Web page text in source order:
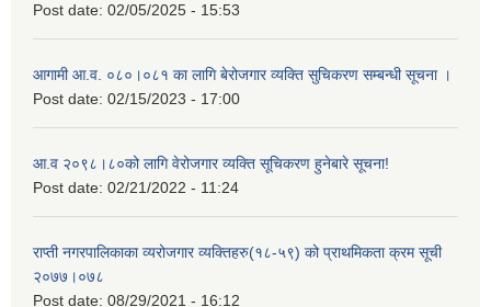
Post date: 02/05/2025 - 15:53
आगामी आ.व. ०८०।०८१ का लागि बेरोजगार व्यक्ति सुचिकरण सम्बन्धी सूचना ।
Post date: 02/15/2023 - 17:00
आ.व २०९८।८०को लागि वेरोजगार व्यक्ति सूचिकरण हुनेबारे सूचना!
Post date: 02/21/2022 - 11:24
राप्ती नगरपालिकाका व्यरोजगार व्यक्तिहरु(१८-५९) को प्राथमिकता क्रम सूची
२०७७।०७८
Post date: 08/29/2021 - 16:12